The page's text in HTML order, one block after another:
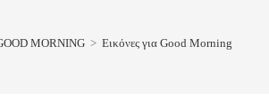
MORNING > Εικόνες για Good Morning